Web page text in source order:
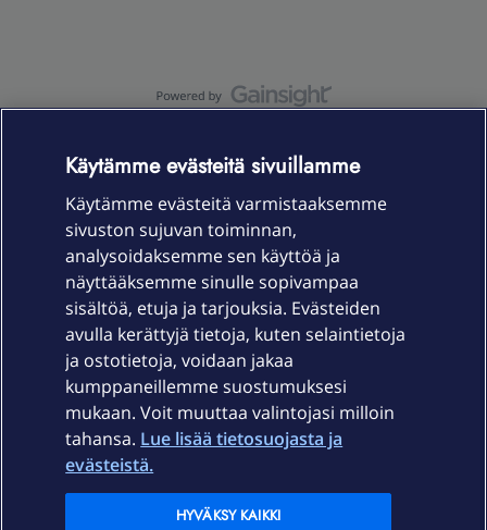
Laitteet & liittymät
Palvelut
Ajankohtaista
Elisa Oyj
Käytämme evästeitä sivuillamme
Käytämme evästeitä varmistaaksemme
sivuston sujuvan toiminnan,
analysoidaksemme sen käyttöä ja
näyttääksemme sinulle sopivampaa
sisältöä, etuja ja tarjouksia. Evästeiden
avulla kerättyjä tietoja, kuten selaintietoja
ja ostotietoja, voidaan jakaa
kumppaneillemme suostumuksesi
mukaan. Voit muuttaa valintojasi milloin
tahansa. Lue lisää tietosuojasta ja
evästeistä.
HYVÄKSY KAIKKI